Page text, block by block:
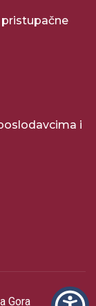
pristupačne
i
Gora